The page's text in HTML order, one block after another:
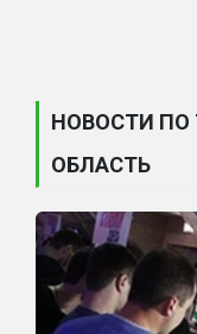
НОВОСТИ ПО
ОБЛАСТЬ